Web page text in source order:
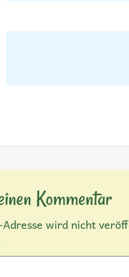
Kommentar
wird nicht